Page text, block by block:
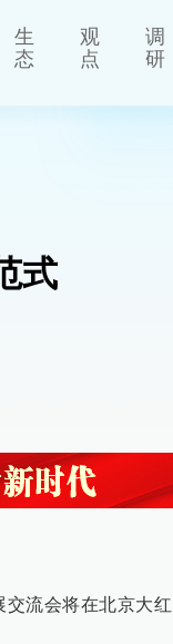
生
态
观
点
调
研
式
交流会将在北京大红